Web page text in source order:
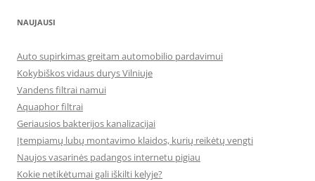
NAUJAUSI
Auto supirkimas greitam automobilio pardavimui
Kokybiškos vidaus durys Vilniuje
Vandens filtrai namui
Aquaphor filtrai
Geriausios bakterijos kanalizacijai
Įtempiamų lubų montavimo klaidos, kurių reikėtų vengti
Naujos vasarinės padangos internetu pigiau
Kokie netikėtumai gali iškilti kelyje?